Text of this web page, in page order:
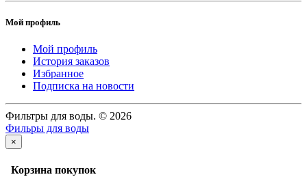
Мой профиль
Мой профиль
История заказов
Избранное
Подписка на новости
Фильтры для воды. © 2026
Фильры для воды
×
Корзина покупок